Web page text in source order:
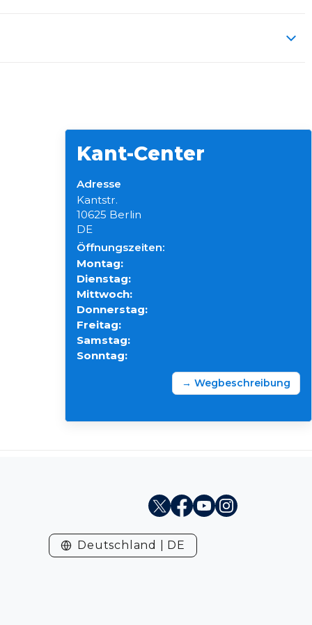
Kant-Center
Adresse
Kantstr.
10625 Berlin
DE
Öffnungszeiten:
Montag:
Dienstag:
Mittwoch:
Donnerstag:
Freitag:
Samstag:
Sonntag:
→ Wegbeschreibung
X Facebook
YoutubeInstagram
Deutschland | DE